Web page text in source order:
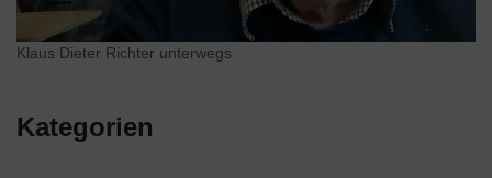
Klaus Dieter Richter unterwegs
Kategorien